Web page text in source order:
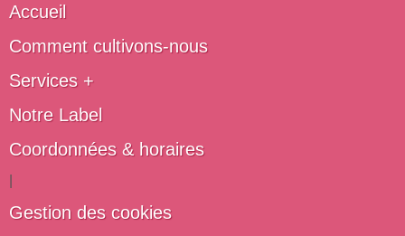
Accueil
Comment cultivons-nous
Services +
Notre Label
Coordonnées & horaires
Gestion des cookies